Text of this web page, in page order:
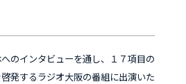
のインタビューを通し、１７項目の
発するラジオ大阪の番組に出演いた